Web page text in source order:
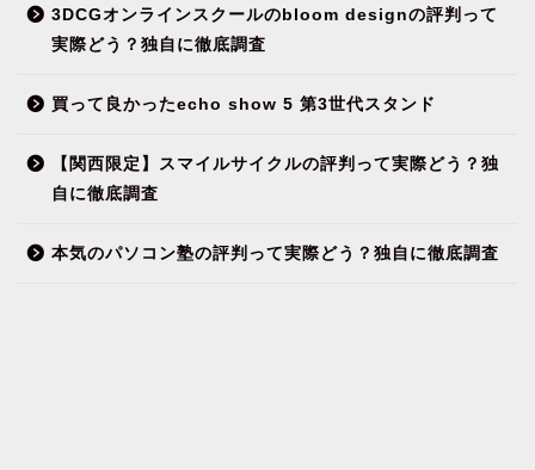
3DCGオンラインスクールのbloom designの評判って
実際どう？独自に徹底調査
買って良かったecho show 5 第3世代スタンド
【関西限定】スマイルサイクルの評判って実際どう？独
自に徹底調査
本気のパソコン塾の評判って実際どう？独自に徹底調査